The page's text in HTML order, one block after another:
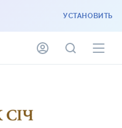
УСТАНОВИТЬ